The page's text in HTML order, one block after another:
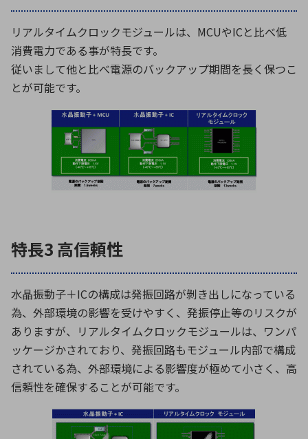
リアルタイムクロックモジュールは、MCUやICと比べ低
消費電力である事が特長です。
従いまして他と比べ電源のバックアップ期間を長く保つこ
とが可能です。
特長3 高信頼性
水晶振動子＋ICの構成は発振回路が剝き出しになっている
為、外部環境の影響を受けやすく、発振停止等のリスクが
ありますが、リアルタイムクロックモジュールは、ワンパ
ッケージかされており、発振回路もモジュール内部で構成
されている為、外部環境による影響度が極めて小さく、高
信頼性を確保することが可能です。